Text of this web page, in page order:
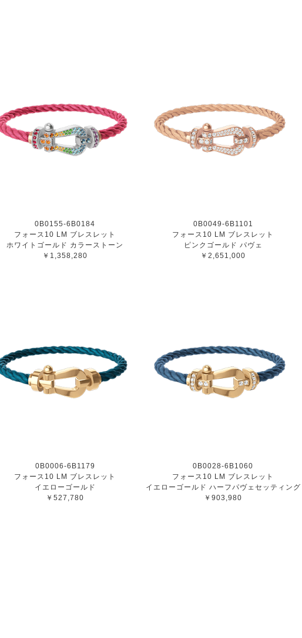
0B0155-6B0184
フォース10 LM ブレスレット
ホワイトゴールド カラーストーン
￥1,358,280
0B0049-6B1101
フォース10 LM ブレスレット
ピンクゴールド パヴェ
￥2,651,000
0B0006-6B1179
フォース10 LM ブレスレット
イエローゴールド
￥527,780
0B0028-6B1060
フォース10 LM ブレスレット
イエローゴールド ハーフパヴェセッティング
￥903,980